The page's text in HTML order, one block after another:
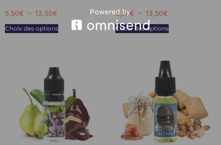
5,50€ – 13,50€
Choix des options
5,50€ – 13,50€
Choix des options